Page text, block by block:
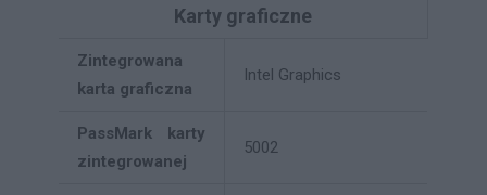
Karty graficzne
Zintegrowana
karta graficzna
Intel Graphics
PassMark karty
zintegrowanej
5002